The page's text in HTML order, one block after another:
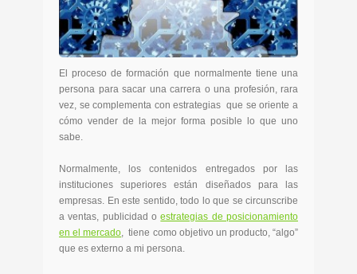
El proceso de formación que normalmente tiene una
persona para sacar una carrera o una profesión, rara
vez, se complementa con estrategias que se oriente a
cómo vender de la mejor forma posible lo que uno
sabe.
Normalmente, los contenidos entregados por las
instituciones superiores están diseñados para las
empresas. En este sentido, todo lo que se circunscribe
a ventas, publicidad oestrategias de posicionamiento
en el mercado, tiene como objetivo un producto, “algo”
que es externo a mi persona.